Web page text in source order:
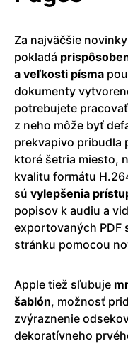
Za najväčšie
pokladá
a veľkosti písma
dokumenty
potrebujete
z neho môže byť
prekvapivo pribudla
ktoré šetria miesto,
kvalitu formátu
sú vylepšenia
popisov k audiu a
exportovaných PDF
stránku pomocou
Apple tiež sľubuje
šablón, možnosť
zvýraznenie
dekoratívneho